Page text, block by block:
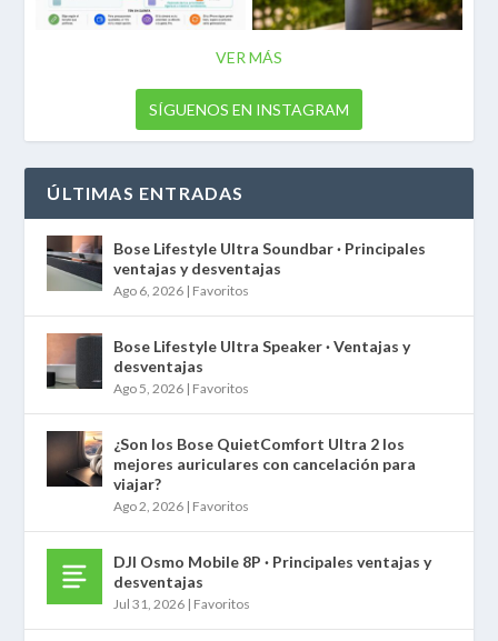
VER MÁS
SÍGUENOS EN INSTAGRAM
ÚLTIMAS ENTRADAS
Bose Lifestyle Ultra Soundbar · Principales
ventajas y desventajas
Ago 6, 2026 | Favoritos
Bose Lifestyle Ultra Speaker · Ventajas y
desventajas
Ago 5, 2026 | Favoritos
¿Son los Bose QuietComfort Ultra 2 los
mejores auriculares con cancelación para
viajar?
Ago 2, 2026 | Favoritos
DJI Osmo Mobile 8P · Principales ventajas y
desventajas
Jul 31, 2026 | Favoritos